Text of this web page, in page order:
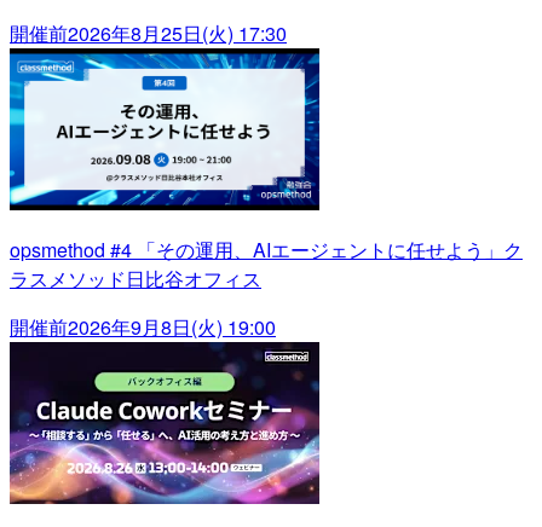
開催前2026年8月25日(火) 17:30
opsmethod #4 「その運用、AIエージェントに任せよう」ク
ラスメソッド日比谷オフィス
開催前2026年9月8日(火) 19:00